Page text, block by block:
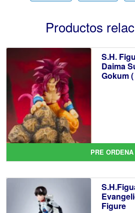
Productos
S.H.
Daima
Gokum
PRE ORDENA
Figure